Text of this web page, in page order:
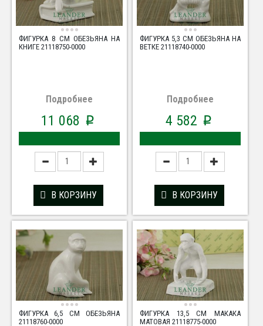
ФИГУРКА 8 СМ ОБЕЗЬЯНА НА
КНИГЕ 21118750-0000
Подробнее
11 068 p
В КОРЗИНУ
ФИГУРКА 5,3 СМ ОБЕЗЬЯНА НА
ВЕТКЕ 21118740-0000
Подробнее
4 582 p
В КОРЗИНУ
ФИГУРКА 6,5 СМ ОБЕЗЬЯНА
21118760-0000
ФИГУРКА 13,5 СМ МАКАКА
МАТОВАЯ 21118775-0000